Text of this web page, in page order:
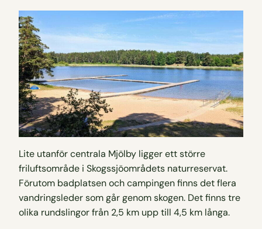
Lite utanför centrala Mjölby ligger ett större
friluftsområde i Skogssjöområdets naturreservat.
Förutom badplatsen och campingen finns det flera
vandringsleder som går genom skogen. Det finns tre
olika rundslingor från 2,5 km upp till 4,5 km långa.